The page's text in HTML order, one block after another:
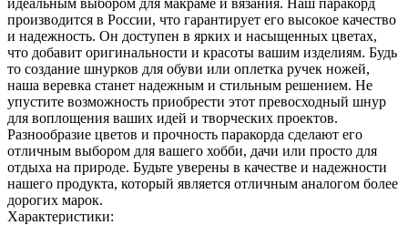
производится в России, что гарантирует его высокое качество
и надежность. Он доступен в ярких и насыщенных цветах,
что добавит оригинальности и красоты вашим изделиям. Будь
то создание шнурков для обуви или оплетка ручек ножей,
наша веревка станет надежным и стильным решением. Не
упустите возможность приобрести этот превосходный шнур
для воплощения ваших идей и творческих проектов.
Разнообразие цветов и прочность паракорда сделают его
отличным выбором для вашего хобби, дачи или просто для
отдыха на природе. Будьте уверены в качестве и надежности
нашего продукта, который является отличным аналогом более
дорогих марок.
Характеристики: